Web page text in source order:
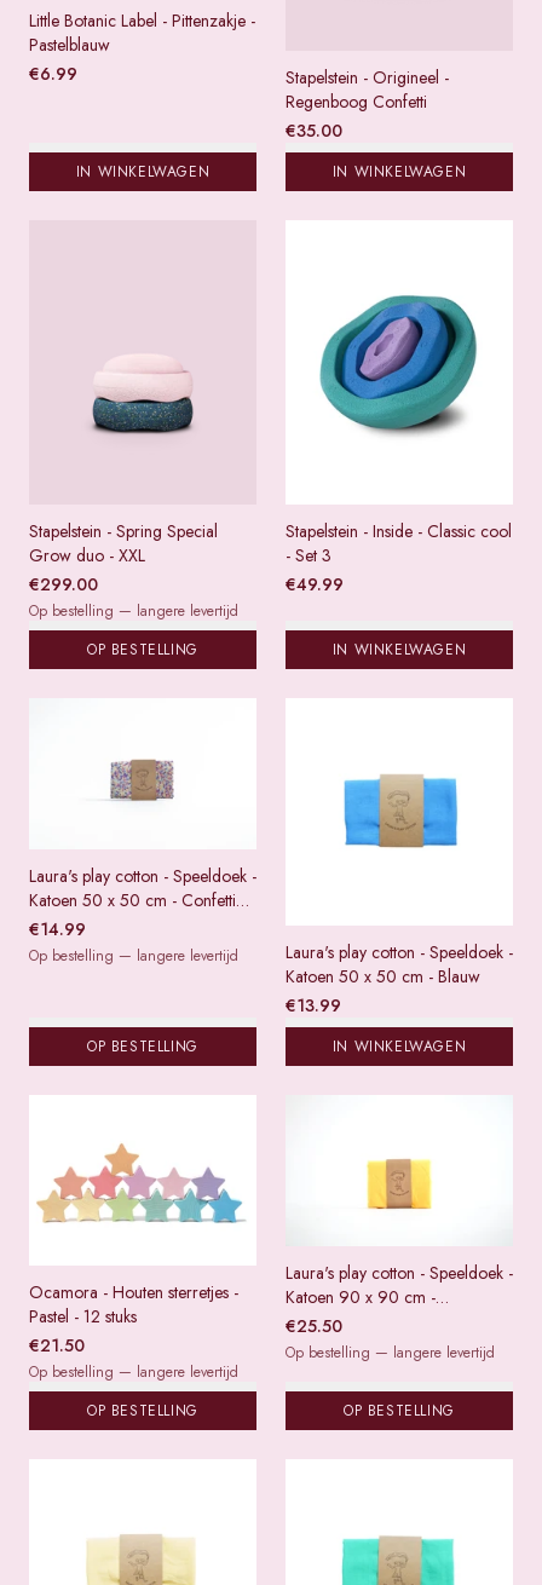
Little Botanic Label - Pittenzakje -
Pastelblauw
€6.99
IN WINKELWAGEN
Stapelstein - Origineel -
Regenboog Confetti
€35.00
IN WINKELWAGEN
Stapelstein - Spring Special
Grow duo - XXL
€299.00
Op bestelling — langere levertijd
OP BESTELLING
Stapelstein - Inside - Classic cool
- Set 3
€49.99
IN WINKELWAGEN
Laura's play cotton - Speeldoek -
Katoen 50 x 50 cm - Confetti
pastel
€14.99
Op bestelling — langere levertijd
OP BESTELLING
Laura's play cotton - Speeldoek -
Katoen 50 x 50 cm - Blauw
€13.99
IN WINKELWAGEN
Ocamora - Houten sterretjes -
Pastel - 12 stuks
€21.50
Op bestelling — langere levertijd
OP BESTELLING
Laura's play cotton - Speeldoek -
Katoen 90 x 90 cm -
Citroengeel
€25.50
Op bestelling — langere levertijd
OP BESTELLING